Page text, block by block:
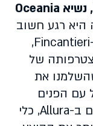
Oceania
היא רגע חשוב
Fincantieri
,
של
את
עם הפנים
ב-Allura, כלי